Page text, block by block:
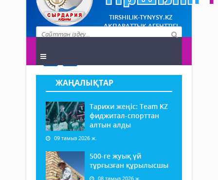
TIRSHILIK-TYNYSY.KZ
АҚПАРАТТЫҚ АГЕНТТІГІ
ЖАҢАЛЫҚТАР
Тарихи жеңіс: Team KZ
фиджитал-спорттан
алтын алды
09 тамыз 2026 ж.
500-ге жуық үй
тұрғызған құрылысшы
08 тамыз 2026 ж.